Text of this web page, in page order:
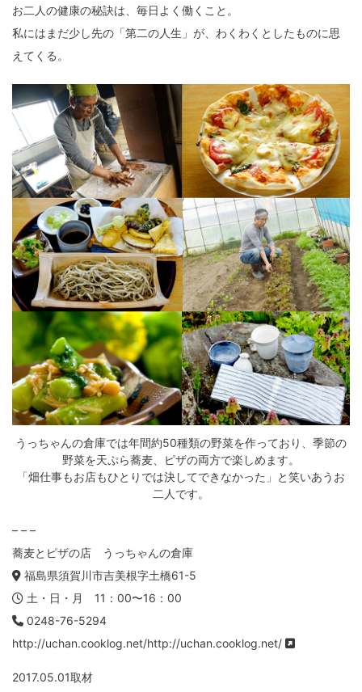
お二人の健康の秘訣は、毎日よく働くこと。
私にはまだ少し先の「第二の人生」が、わくわくとしたものに思
えてくる。
うっちゃんの倉庫では年間約50種類の野菜を作っており、季節の
野菜を天ぷら蕎麦、ピザの両方で楽しめます。
「畑仕事もお店もひとりでは決してできなかった」と笑いあうお
二人です。
– – –
蕎麦とピザの店 うっちゃんの倉庫
福島県須賀川市吉美根字土橋61-5
土・日・月 11：00〜16：00
0248-76-5294
http://uchan.cooklog.net/http://uchan.cooklog.net/
2017.05.01取材